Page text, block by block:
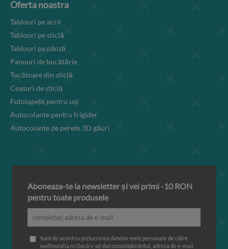
Oferta noastra
Tablouri pe acril
Tablouri pe sticlă
Tablouri pe pânză
Panouri de bucătărie
Tocătoare din sticlă
Ceasuri de sticlă
Fototapete pentru uși
Autocolante pentru frigider
Autocolante de perete 3D găuri
Aboneaza-te la newsletter și vei primi -10 RON
pentru toate produsele
Sunt de acord cu prelucrarea datelor mele personale de către
wallmuralia.ro Dacă v-ați dat consimțământul, adresa de e-mail